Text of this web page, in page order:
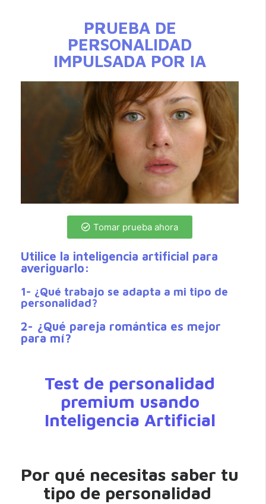
PRUEBA DE
PERSONALIDAD
IMPULSADA POR IA
Tomar prueba ahora
Utilice la inteligencia artificial para
averiguarlo:
1- ¿Qué trabajo se adapta a mi tipo de
personalidad?
2- ¿Qué pareja romántica es mejor
para mí?
Test de personalidad
premium usando
Inteligencia Artificial
Por qué necesitas saber tu
tipo de personalidad